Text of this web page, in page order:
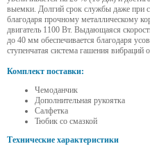
выемки. Долгий срок службы даже при
благодаря прочному металлическому
двигатель 1100 Вт. Выдающаяся
до 40 мм обеспечивается благодаря
ступенчатая система гашения вибраций
Комплект поставки:
Чемоданчик
Дополнительная рукоятка
Салфетка
Тюбик со смазкой
Технические характеристики